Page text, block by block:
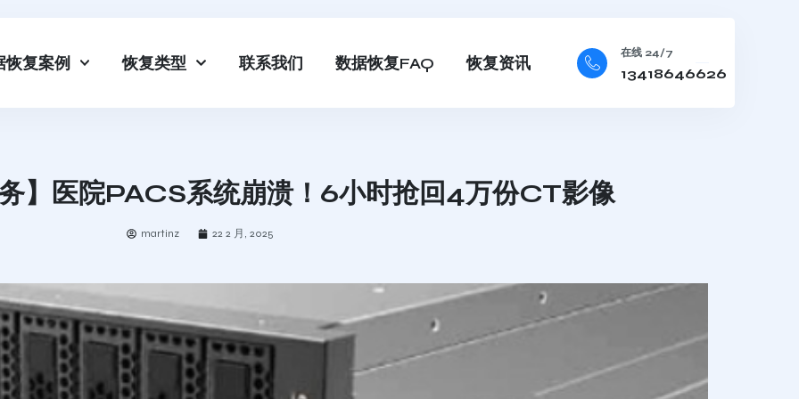
恢复案例 恢复类型 联系我们 数据恢复FAQ 恢复资讯
在线 24/7
13418646626
】医院PACS系统崩溃！6小时抢回4万份CT影像
martinz 22 2 月, 2025